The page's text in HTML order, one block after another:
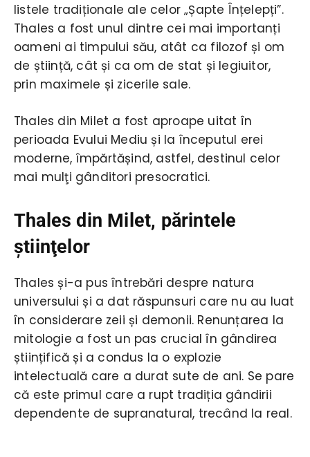
listele tradiționale ale celor „Șapte Înțelepți”.
Thales a fost unul dintre cei mai importanți
oameni ai timpului său, atât ca filozof și om
de știință, cât și ca om de stat și legiuitor,
prin maximele și zicerile sale.
Thales din Milet a fost aproape uitat în
perioada Evului Mediu și la începutul erei
moderne, împărtășind, astfel, destinul celor
mai mulţi gânditori presocratici.
Thales din Milet, părintele
ştiinţelor
Thales și-a pus întrebări despre natura
universului și a dat răspunsuri care nu au luat
în considerare zeii și demonii. Renunțarea la
mitologie a fost un pas crucial în gândirea
științifică și a condus la o explozie
intelectuală care a durat sute de ani. Se pare
că este primul care a rupt tradiția gândirii
dependente de supranatural, trecând la real.